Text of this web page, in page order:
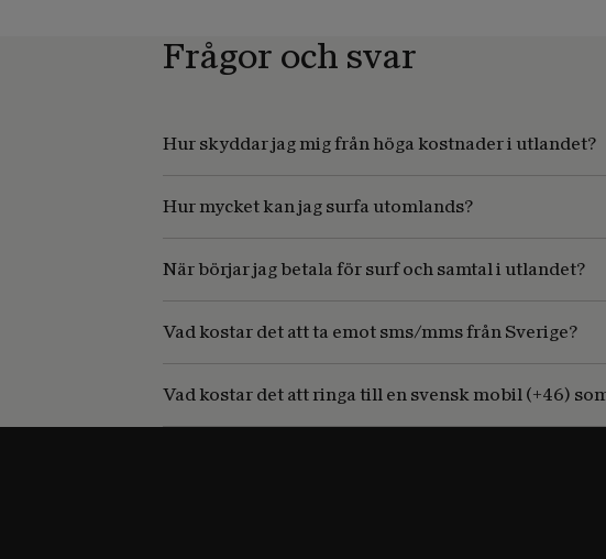
Frågor och svar
Hur skyddar jag mig från höga kostnader i utlandet?
Hur mycket kan jag surfa utomlands?
När börjar jag betala för surf och samtal i utlandet?
Vad kostar det att ta emot sms/mms från Sverige?
Vad kostar det att ringa till en svensk mobil (+46)